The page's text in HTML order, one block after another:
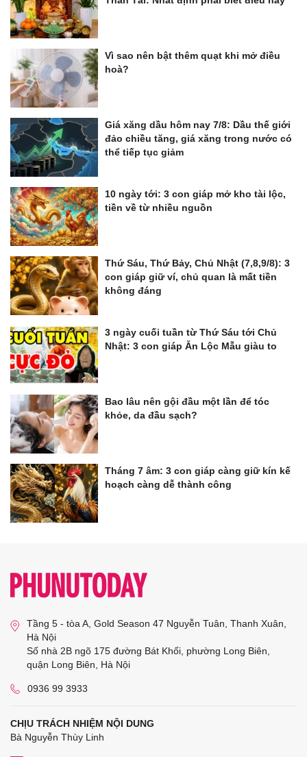
Vì sao nên bật thêm quạt khi mở điều
hoà?
Giá xăng dầu hôm nay 7/8: Dầu thế giới
đảo chiều tăng, giá xăng trong nước có
thể tiếp tục giảm
10 ngày tới: 3 con giáp mở kho tài lộc,
tiền về từ nhiều nguồn
Thứ Sáu, Thứ Bảy, Chủ Nhật (7,8,9/8): 3
con giáp giữ ví, chủ quan là mất tiền
không đáng
3 ngày cuối tuần từ Thứ Sáu tới Chủ
Nhật: 3 con giáp Ăn Lộc Mẫu giàu to
Bao lâu nên gội đầu một lần để tóc
khỏe, da đầu sạch?
Tháng 7 âm: 3 con giáp càng giữ kín kế
hoạch càng dễ thành công
Tầng 5 - tòa A, Gold Season 47 Nguyễn Tuân, Thanh Xuân,
Hà Nội
Số nhà 2B ngõ 175 đường Bát Khối, phường Long Biên,
quận Long Biên, Hà Nội
0936 99 3933
CHỊU TRÁCH NHIỆM NỘI DUNG
Bà Nguyễn Thùy Linh